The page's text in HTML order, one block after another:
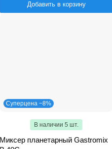
Добавить в корзину
Суперцена −8%
В наличии 5 шт.
Миксер планетарный Gastromix